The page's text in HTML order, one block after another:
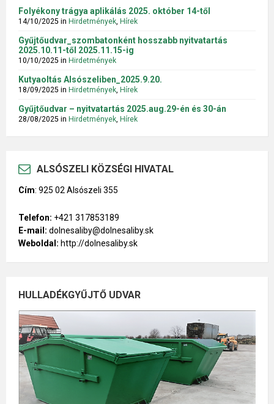
Folyékony trágya aplikálás 2025. október 14-től
14/10/2025 in Hirdetmények, Hírek
Gyűjtőudvar_szombatonként hosszabb nyitvatartás
2025.10.11-től 2025.11.15-ig
10/10/2025 in Hirdetmények
Kutyaoltás Alsószeliben_2025.9.20.
18/09/2025 in Hirdetmények, Hírek
Gyűjtőudvar – nyitvatartás 2025.aug.29-én és 30-án
28/08/2025 in Hirdetmények, Hírek
ALSÓSZELI KÖZSÉGI HIVATAL
Cím: 925 02 Alsószeli 355
Telefon: +421 317853189
E-mail: dolnesaliby@dolnesaliby.sk
Weboldal: http://dolnesaliby.sk
HULLADÉKGYŰJTŐ UDVAR